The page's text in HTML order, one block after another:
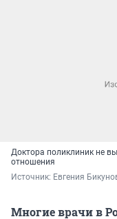
Доктора поликлиник не
отношения
Источник: Евгения
Многие врачи в